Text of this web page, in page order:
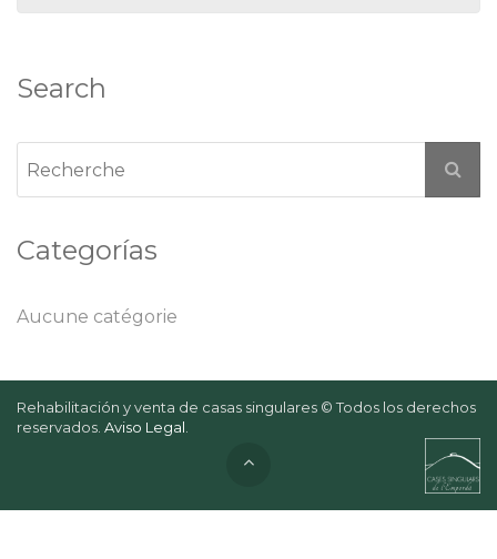
Search
Categorías
Aucune catégorie
Rehabilitación y venta de casas singulares © Todos los derechos
reservados. Aviso Legal